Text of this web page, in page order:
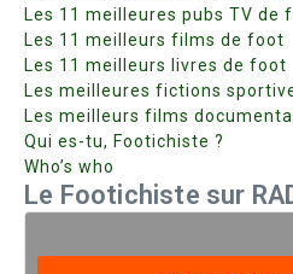
Les 11 meilleures pubs TV de
Les 11 meilleurs films de foot
Les 11 meilleurs livres de foot
Les meilleures fictions
Les meilleurs films
Qui es-tu, Footichiste ?
Who’s who
Le Footichiste sur